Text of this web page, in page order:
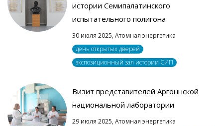
истории Семипалатинского
испытательного полигона
30 июля 2025, Атомная энергетика
день открытых дверей
экспозиционный зал истории СИП
Визит представителей Аргоннской
национальной лаборатории
29 июля 2025, Атомная энергетика